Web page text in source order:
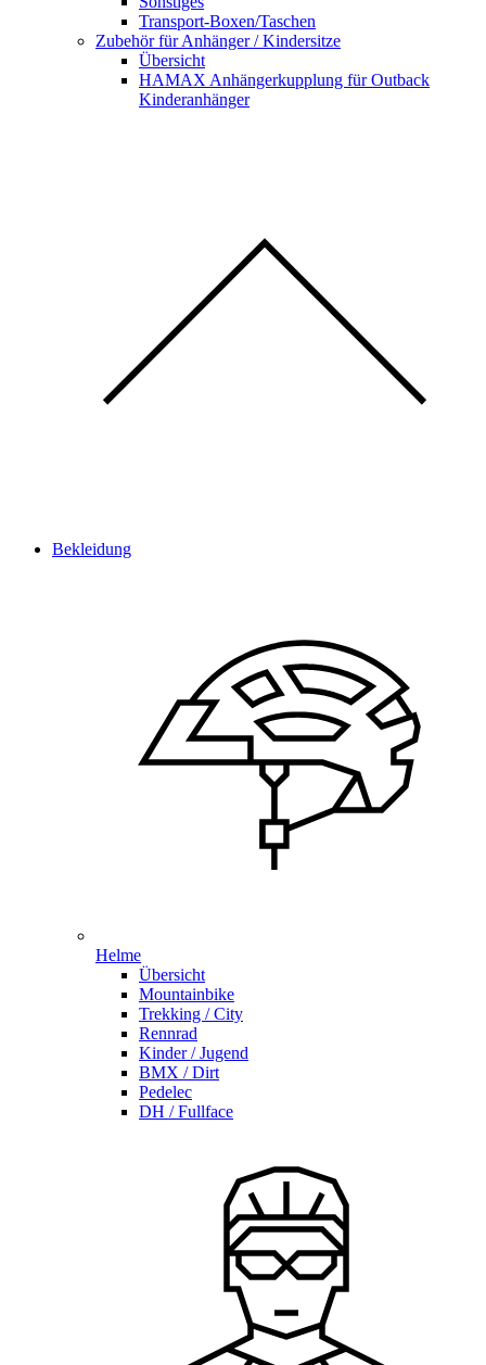
Transport-Boxen/Taschen
Zubehör für Anhänger / Kindersitze
Übersicht
HAMAX Anhängerkupplung für Outback
Kinderanhänger
Bekleidung
Helme
Übersicht
Mountainbike
Trekking / City
Rennrad
Kinder / Jugend
BMX / Dirt
Pedelec
DH / Fullface